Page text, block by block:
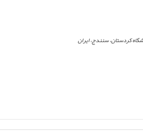
کردستان، سنندج، ایران